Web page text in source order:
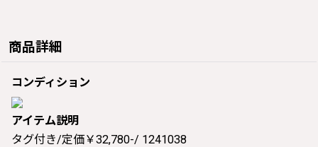
商品詳細
コンディション
アイテム説明
タグ付き/定価￥32,780-/ 1241038